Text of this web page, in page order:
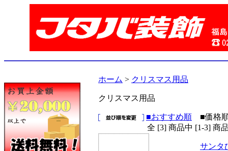
ホーム > クリスマス用品
クリスマス用品
■おすすめ順
■価格
全 [3] 商品中 [1-3] 商
サンタ